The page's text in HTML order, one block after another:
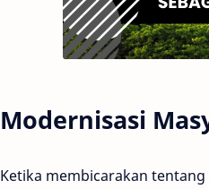
Modernisasi
Ketika membicarakan